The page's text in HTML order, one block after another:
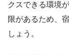
クスできる環境
限があるため、
しょう。